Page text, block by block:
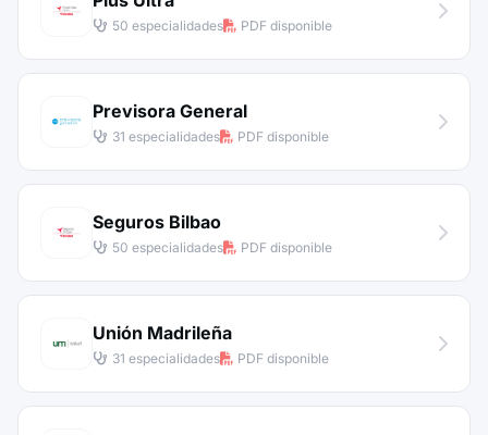
50 especialidades PDF disponible
Previsora General
31 especialidades PDF disponible
Seguros Bilbao
50 especialidades PDF disponible
Unión Madrileña
31 especialidades PDF disponible